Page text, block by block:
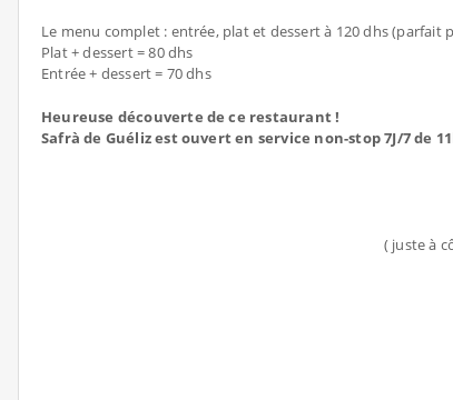
Le menu complet : entrée, plat et dessert à 120 dhs (parfait
Plat + dessert = 80 dhs
Entrée + dessert = 70 dhs
Heureuse découverte de ce restaurant !
Safrà de Guéliz est ouvert en service non-stop 7J/7 de
( juste à